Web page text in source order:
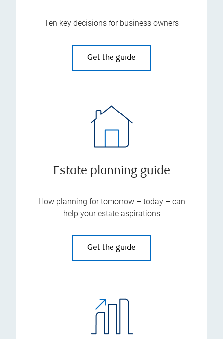
Ten key decisions for business owners
Get the guide
Estate planning guide
How planning for tomorrow – today – can
help your estate aspirations
Get the guide